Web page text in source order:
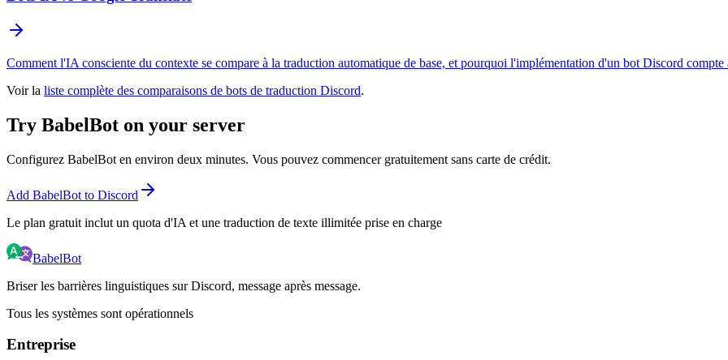
Comment l'IA consciente du contexte se compare à la traduction automatique de base, et pourquoi l'implémentation d'un bot Discord compte
Voir la liste complète des comparaisons de bots de traduction Discord.
Try BabelBot on your server
Configurez BabelBot en environ deux minutes. Vous pouvez commencer gratuitement sans carte de crédit.
Add BabelBot to Discord
Le plan gratuit inclut un quota d'IA et une traduction de texte illimitée prise en charge
BabelBot
Briser les barrières linguistiques sur Discord, message après message.
Tous les systèmes sont opérationnels
Entreprise